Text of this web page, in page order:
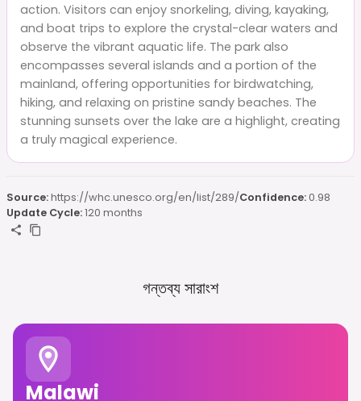
action. Visitors can enjoy snorkeling, diving, kayaking,
and boat trips to explore the crystal-clear waters and
observe the vibrant aquatic life. The park also
encompasses several islands and a portion of the
mainland, offering opportunities for birdwatching,
hiking, and relaxing on pristine sandy beaches. The
stunning sunsets over the lake are a highlight, creating
a truly magical experience.
Source:https://whc.unesco.org/en/list/289/Confidence:0.98
Update Cycle:120 months
গন্তব্য সারাংশ
Malawi